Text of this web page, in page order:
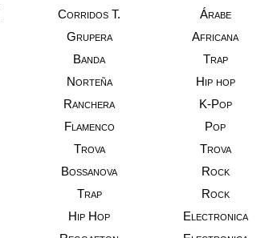
Corridos T. Árabe
Grupera Africana
Banda Trap
Norteña Hip hop
Ranchera K-Pop
Flamenco Pop
Trova Trova
Bossanova Rock
Trap Rock
Hip Hop Electronica